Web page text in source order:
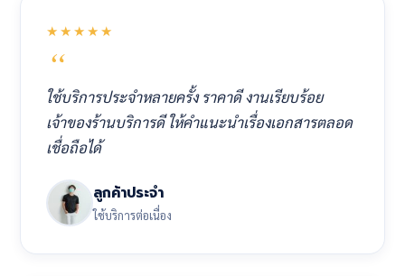
★★★★★
ใช้บริการประจำหลายครั้ง ราคาดี งานเรียบร้อย
เจ้าของร้านบริการดี ให้คำแนะนำเรื่องเอกสารตลอด
เชื่อถือได้
ลูกค้าประจำ
ใช้บริการต่อเนื่อง